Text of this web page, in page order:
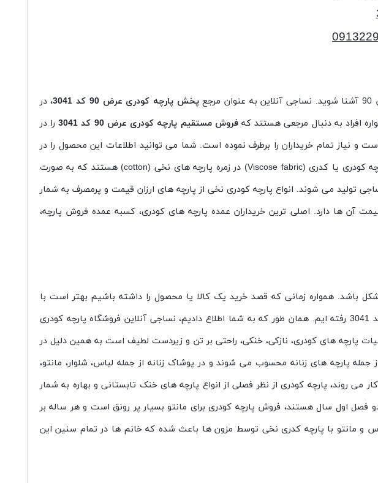
پخش پارچه کودری عرض 90 کد 3041
، در
افراد به دنبال مرجعی هستند کهفروش مستقیم پارچه کودری عرض 90 کد 3041
را در
و نیاز تمام خریداران را برطرف نموده است. شما می توانید اطلاعات این محصول را در
این صفحه مطالعه کنید. در انتها اگر سوالی برای شما باقی ماند، حتما با ما تماس حاصل فرمایید. انواع پارچه کودری یا کدری (Viscose fabric) در زمره پارچه های نخی (cotton) هستند که به صورت
تولید می شوند. انواع پارچه کودری نخی از پارچه های ارزان قیمت و پرمصرف به شمار
آن ها دارد. اصلی ترین خریداران عمده پارچه های کودری، کسبه عمده فروش پارچه،
ممکن است خرید آن کمی برای شما مشکل باشد. همواره زمانی که قصد خرید یک کالا یا محصول را داشته باشیم بهتر است با
کاربردهای آن آشنا باشیم. پس با همین رویکرد و دلیل، به سراغ بررسی مشخصات پارچه کودری عرض 90 کد 3041 رفته ایم. همان طور که به شما اطلاع دادیم، نساجی آنلاین فروشگاه پارچه کودری
کشور می باشد. اصلی ترین خصوصیات پارچه های کودری، نازکی، خنکی، راحتی بر تن و زیردست لطیف است به همین دلیل در
پارچه های زنانه محسوب می شوند و در پوشاک زنانه از جمله لباس، شلوار، مانتو،
می روند، پارچه کودری از نظر فصلی از انواع پارچه های خنک تابستانی و بهاره به شمار
فصل اول سال هستند، فروش پارچه کودری برای مانتو بسیار پر رونق است و هر ساله بر
و مانتو با پارچه کدری نخی توسط مزون ها باعث شده که خانم ها در تمام سنین این